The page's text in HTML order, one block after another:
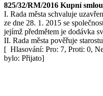
825/32/RM/2016 Kupní
I. Rada města schvaluje
ze dne 28. 1. 2015 se
jejímž předmětem je dodávka
II. Rada města pověřuje
[ Hlasování: Pro: 7, Proti: 0,
bylo: Přijato]